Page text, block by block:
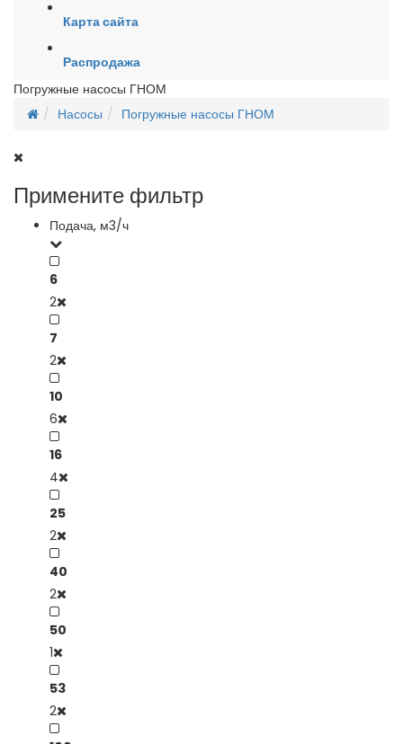
Карта сайта
Распродажа
Погружные насосы ГНОМ
Насосы
Погружные насосы ГНОМ
Примените фильтр
Подача, м3/ч
6
2
7
2
10
6
16
4
25
2
40
2
50
1
53
2